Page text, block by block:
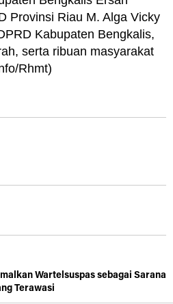
Provinsi Riau M. Alga Vicky
Kabupaten Bengkalis,
serta ribuan masyarakat
Rhmt)
Wartelsuspas sebagai Sarana
Terawasi